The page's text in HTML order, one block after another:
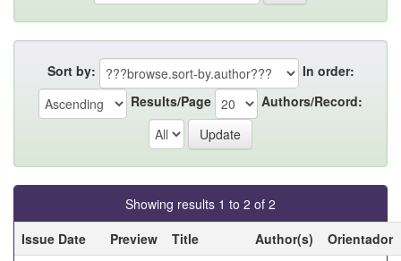
Sort by:
In order:
Results/Page
Authors/Record:
Showing results 1 to 2 of 2
Issue Date
Preview Title Author(s)
Orientador